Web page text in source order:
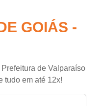
GOIÁS -
de Valparaíso
tudo em até 12x!